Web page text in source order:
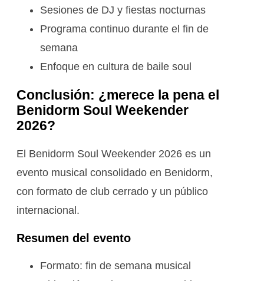
Sesiones de DJ y fiestas nocturnas
Programa continuo durante el fin de
semana
Enfoque en cultura de baile soul
Conclusión: ¿merece la pena el
Benidorm Soul Weekender
2026?
El Benidorm Soul Weekender 2026 es un
evento musical consolidado en Benidorm,
con formato de club cerrado y un público
internacional.
Resumen del evento
Formato: fin de semana musical